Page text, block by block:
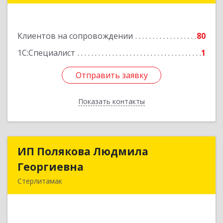
Клиентов на сопровождении
80
1С:Специалист
1
Отправить заявку
Показать контакты
Отправить заявку
Назад
ИП Полякова Людмила
Георгиевна
Стерлитамак
ИП Полякова Людмила